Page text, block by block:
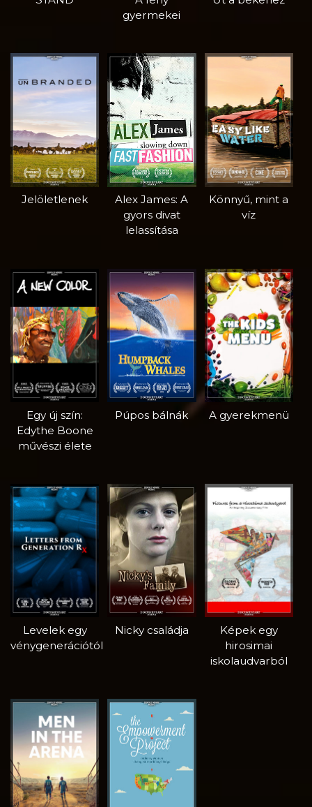
gyermekei
Jelöletlenek
Alex James: A
gyors divat
lelassítása
Könnyű, mint a
víz
Egy új szín:
Edythe Boone
művészi élete
Púpos bálnák A gyerekmenü
Levelek egy
vénygenerációtól
Nicky családja
Képek egy
hirosimai
iskolaudvarból